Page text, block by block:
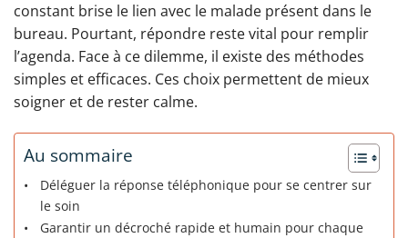
constant brise le lien avec le malade présent dans le
bureau. Pourtant, répondre reste vital pour remplir
l’agenda. Face à ce dilemme, il existe des méthodes
simples et efficaces. Ces choix permettent de mieux
soigner et de rester calme.
Au sommaire
Déléguer la réponse téléphonique pour se centrer sur
le soin
Garantir un décroché rapide et humain pour chaque